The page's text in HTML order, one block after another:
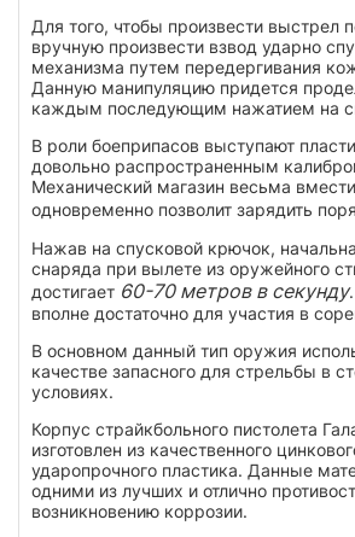
Для того, чтобы произвести выстрел
вручную произвести взвод ударно
механизма путем передергивания
Данную манипуляцию придется
каждым последующим нажатием на
В роли боеприпасов выступают
довольно распространенным
Механический магазин весьма
одновременно позволит зарядить
Нажав на спусковой крючок,
снаряда при вылете из оружейного
достигает 60-70 метров в секунду
вполне достаточно для участия в
В основном данный тип оружия
качестве запасного для стрельбы в
условиях.
Корпус страйкбольного пистолета
изготовлен из качественного
ударопрочного пластика. Данные
одними из лучших и отлично
возникновению коррозии.